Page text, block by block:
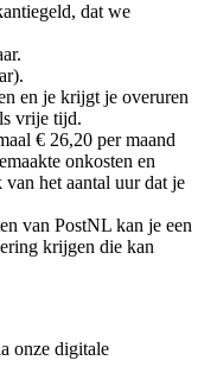
dat we
en je krijgt je overuren
vrije tijd.
€ 26,20 per maand
onkosten en
het aantal uur dat je
van PostNL kan je een
krijgen die kan
onze digitale